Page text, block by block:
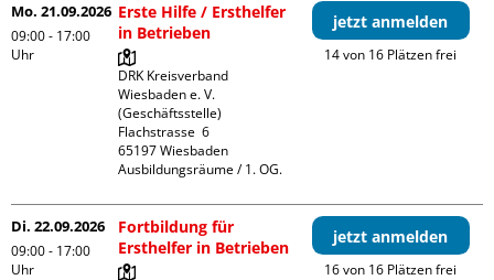
Mo. 21.09.2026
09:00 - 17:00
Uhr
Erste Hilfe / Ersthelfer
in Betrieben
DRK Kreisverband
Wiesbaden e. V.
(Geschäftsstelle)
Flachstrasse  6
65197 Wiesbaden
Ausbildungsräume / 1. OG.
jetzt anmelden
14 von 16 Plätzen frei
Di. 22.09.2026
09:00 - 17:00
Uhr
Fortbildung für
Ersthelfer in Betrieben
jetzt anmelden
16 von 16 Plätzen frei